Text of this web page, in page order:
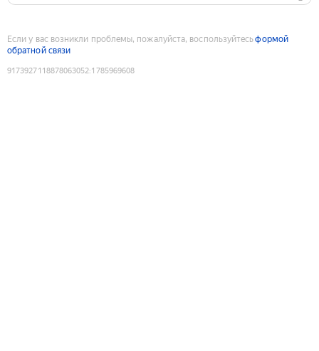
Если у вас возникли проблемы, пожалуйста, воспользуйтесьформой
обратной связи
9173927118878063052:1785969608